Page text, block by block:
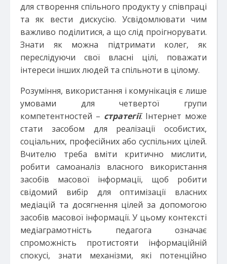
для створення спільного продукту у співпраці
та як вести дискусію. Усвідомлювати чим
важливо поділитися, а що слід проігнорувати.
Знати як можна підтримати колег, як
переслідуючи свої власні цілі, поважати
інтереси інших людей та спільноти в цілому.
Розуміння, використання і комунікація є лише
умовами для четвертої групи
компетентностей – стратегії. Інтернет може
стати засобом для реалізації особистих,
соціальних, професійних або суспільних цілей.
Вчителю треба вміти критично мислити,
робити самоаналіз власного використання
засобів масової інформації, щоб робити
свідомий вибір для оптимізації власних
медіацій та досягнення цілей за допомогою
засобів масової інформації. У цьому контексті
медіаграмотність педагога означає
спроможність протистояти інформаційній
спокусі, знати механізми, які потенційно